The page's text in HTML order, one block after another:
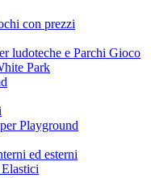
con prezzi
ludoteche e Parchi Gioco
Park
Playground
ed esterni